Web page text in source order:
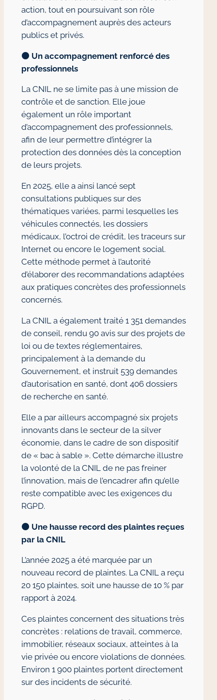
action, tout en poursuivant son rôle
d’accompagnement auprès des acteurs
publics et privés.
🟠 Un accompagnement renforcé des
professionnels
La CNIL ne se limite pas à une mission de
contrôle et de sanction. Elle joue
également un rôle important
d’accompagnement des professionnels,
afin de leur permettre d’intégrer la
protection des données dès la conception
de leurs projets.
En 2025, elle a ainsi lancé sept
consultations publiques sur des
thématiques variées, parmi lesquelles les
véhicules connectés, les dossiers
médicaux, l’octroi de crédit, les traceurs sur
Internet ou encore le logement social.
Cette méthode permet à l’autorité
d’élaborer des recommandations adaptées
aux pratiques concrètes des professionnels
concernés.
La CNIL a également traité 1 351 demandes
de conseil, rendu 90 avis sur des projets de
loi ou de textes réglementaires,
principalement à la demande du
Gouvernement, et instruit 539 demandes
d’autorisation en santé, dont 406 dossiers
de recherche en santé.
Elle a par ailleurs accompagné six projets
innovants dans le secteur de la silver
économie, dans le cadre de son dispositif
de « bac à sable ». Cette démarche illustre
la volonté de la CNIL de ne pas freiner
l’innovation, mais de l’encadrer afin qu’elle
reste compatible avec les exigences du
RGPD.
🟠 Une hausse record des plaintes reçues
par la CNIL
L’année 2025 a été marquée par un
nouveau record de plaintes. La CNIL a reçu
20 150 plaintes, soit une hausse de 10 % par
rapport à 2024.
Ces plaintes concernent des situations très
concrètes : relations de travail, commerce,
immobilier, réseaux sociaux, atteintes à la
vie privée ou encore violations de données.
Environ 1 900 plaintes portent directement
sur des incidents de sécurité.